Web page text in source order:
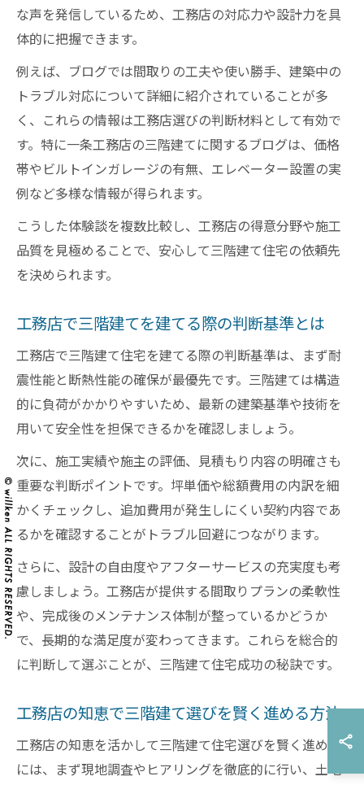
な声を発信しているため、工務店の対応力や設計力を具
体的に把握できます。
例えば、ブログでは間取りの工夫や使い勝手、建築中の
トラブル対応について詳細に紹介されていることが多
く、これらの情報は工務店選びの判断材料として有効で
す。特に一条工務店の三階建てに関するブログは、価格
帯やビルトインガレージの有無、エレベーター設置の実
例など多様な情報が得られます。
こうした体験談を複数比較し、工務店の得意分野や施工
品質を見極めることで、安心して三階建て住宅の依頼先
を決められます。
工務店で三階建てを建てる際の判断基準とは
工務店で三階建て住宅を建てる際の判断基準は、まず耐
震性能と断熱性能の確保が最優先です。三階建ては構造
的に負荷がかかりやすいため、最新の建築基準や技術を
用いて安全性を担保できるかを確認しましょう。
次に、施工実績や施主の評価、見積もり内容の明確さも
重要な判断ポイントです。坪単価や総額費用の内訳を細
かくチェックし、追加費用が発生しにくい契約内容であ
るかを確認することがトラブル回避につながります。
さらに、設計の自由度やアフターサービスの充実度も考
慮しましょう。工務店が提供する間取りプランの柔軟性
や、完成後のメンテナンス体制が整っているかどうか
で、長期的な満足度が変わってきます。これらを総合的
に判断して選ぶことが、三階建て住宅成功の秘訣です。
工務店の知恵で三階建て選びを賢く進める方法
工務店の知恵を活かして三階建て住宅選びを賢く進める
には、まず現地調査やヒアリングを徹底的に行い、土地